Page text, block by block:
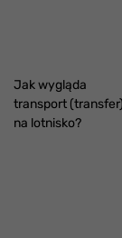
Jak wygląda
transport (transfer)
na lotnisko?